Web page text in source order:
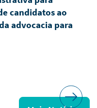
candidatos ao
advocacia para